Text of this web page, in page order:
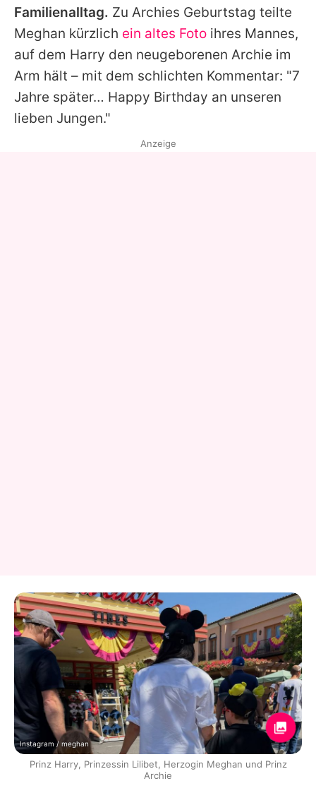
Familienalltag. Zu Archies Geburtstag teilte
Meghan kürzlich ein altes Foto ihres Mannes,
auf dem Harry den neugeborenen Archie im
Arm hält – mit dem schlichten Kommentar: "7
Jahre später… Happy Birthday an unseren
lieben Jungen."
Anzeige
Instagram / meghan
Prinz Harry, Prinzessin Lilibet, Herzogin Meghan und Prinz
Archie